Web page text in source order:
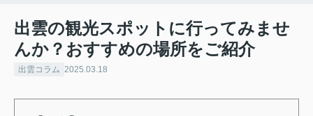
出雲の観光スポットに行ってみませ
んか？おすすめの場所をご紹介
出雲コラム 2025.03.18